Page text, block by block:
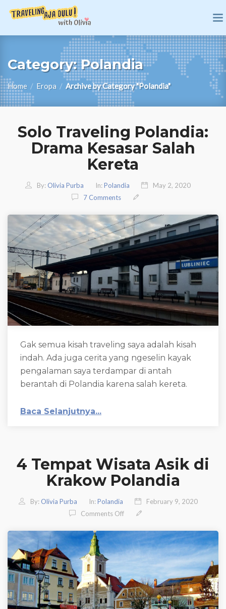
Category:Polandia
Home / Eropa / Archive by Category "Polandia"
Solo Traveling Polandia:
Drama Kesasar Salah
Kereta
By: Olivia Purba In: Polandia
May 2, 2020
7 Comments
Gak semua kisah traveling saya adalah kisah
indah. Ada juga cerita yang ngeselin kayak
pengalaman saya terdampar di antah
berantah di Polandia karena salah kereta.
Baca Selanjutnya...
4 Tempat Wisata Asik di
Krakow Polandia
By: Olivia Purba In: Polandia
February 9, 2020
Comments OffOn 4 Tempat Wisata Asik Di